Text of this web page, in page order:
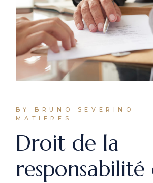
BY BRUNO SEVERINO
MATIERES
Droit de la
responsabilité